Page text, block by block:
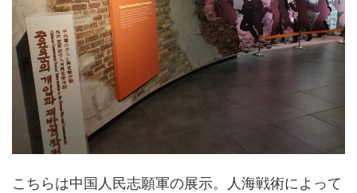
こちらは中国人民志願軍の展示。人海戦術によって